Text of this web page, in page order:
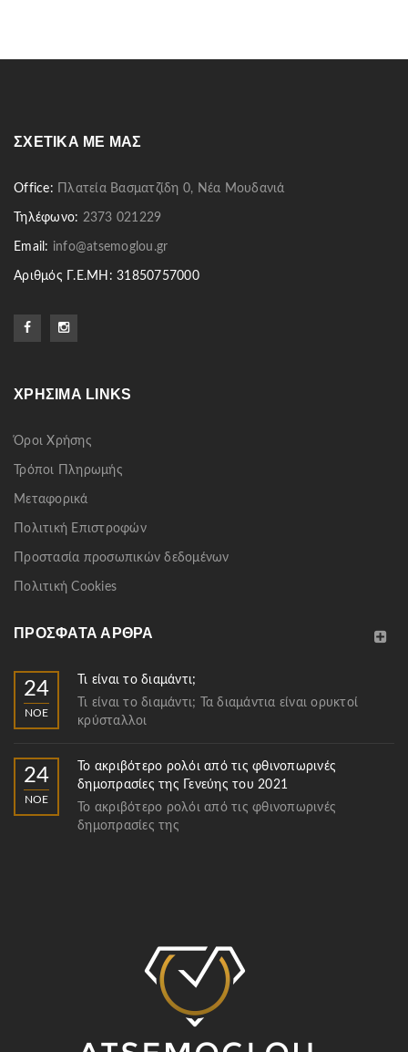
ΣΧΕΤΙΚΆ ΜΕ ΜΑΣ
Office: Πλατεία Βασματζίδη 0, Νέα Μουδανιά
Τηλέφωνο: 2373 021229
Email: info@atsemoglou.gr
Αριθμός Γ.Ε.ΜΗ: 31850757000
ΧΡΉΣΙΜΑ LINKS
Όροι Χρήσης
Τρόποι Πληρωμής
Μεταφορικά
Πολιτική Επιστροφών
Προστασία προσωπικών δεδομένων
Πολιτική Cookies
ΠΡΌΣΦΑΤΑ ΆΡΘΡΑ
24
ΝΟΈ
Τι είναι το διαμάντι;
Τι είναι το διαμάντι; Τα διαμάντια είναι ορυκτοί
κρύσταλλοι
24
ΝΟΈ
Το ακριβότερο ρολόι από τις φθινοπωρινές
δημοπρασίες της Γενεύης του 2021
Το ακριβότερο ρολόι από τις φθινοπωρινές
δημοπρασίες της